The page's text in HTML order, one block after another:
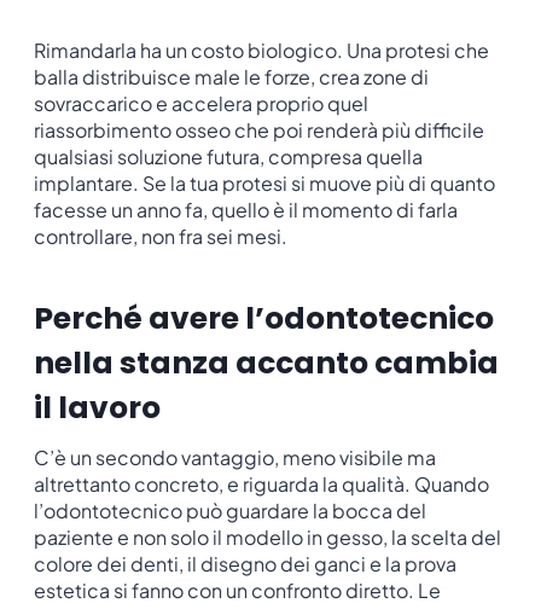
Rimandarla ha un costo biologico. Una protesi che
balla distribuisce male le forze, crea zone di
sovraccarico e accelera proprio quel
riassorbimento osseo che poi renderà più difficile
qualsiasi soluzione futura, compresa quella
implantare. Se la tua protesi si muove più di quanto
facesse un anno fa, quello è il momento di farla
controllare, non fra sei mesi.
Perché avere l’odontotecnico
nella stanza accanto cambia
il lavoro
C’è un secondo vantaggio, meno visibile ma
altrettanto concreto, e riguarda la qualità. Quando
l’odontotecnico può guardare la bocca del
paziente e non solo il modello in gesso, la scelta del
colore dei denti, il disegno dei ganci e la prova
estetica si fanno con un confronto diretto. Le